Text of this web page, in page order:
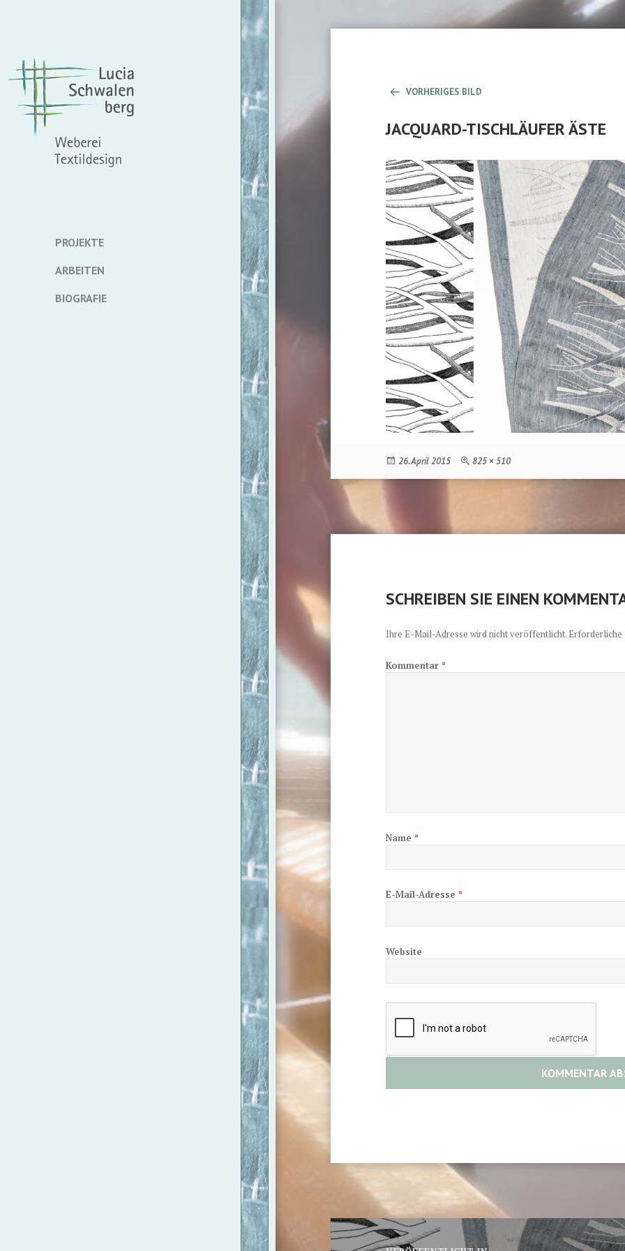
PROJEKTE
ARBEITEN
BIOGRAFIE
VORHERIGES BILD
JACQUARD-TISCHLÄUFER ÄSTE
Veröffentlicht
26. April 2015 Originalgröße
825 × 510
SCHREIBEN SIE EINEN
Ihre E-Mail-Adresse wird nicht veröffentlicht. Erforderliche
Kommentar*
Name*
E-Mail-Adresse*
Website
Beitragsnavigation